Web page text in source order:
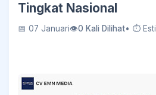
Tingkat Nasional
📅 07 Januari👁0 Kali Dilihat• ⏱